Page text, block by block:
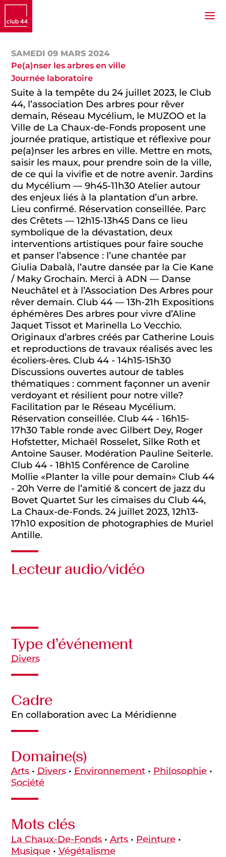
SAMEDI 09 MARS 2024
Pe(a)nser les arbres en ville
Journée laboratoire
Suite à la tempête du 24 juillet 2023, le Club
44, l’association Des arbres pour rêver
demain, Réseau Mycélium, le MUZOO et la
Ville de La Chaux-de-Fonds proposent une
journée pratique, artistique et réflexive pour
pe(a)nser les arbres en ville. Mettre en mots,
saisir les maux, pour prendre soin de la ville,
de ce qui la vivifie et de notre avenir. Jardins
du Mycélium — 9h45-11h30 Atelier autour
des enjeux liés à la plantation d’un arbre.
Lieu confirmé. Réservation conseillée. Parc
des Crêtets — 12h15-13h45 Dans ce lieu
symbolique de la dévastation, deux
interventions artistiques pour faire souche
et panser l’absence : l’une chantée par
Giulia Dabalà, l’autre dansée par la Cie Kane
/ Maky Grochain. Merci à ADN — Danse
Neuchâtel et à l’Association Des Arbres pour
rêver demain. Club 44 — 13h-21h Expositions
éphémères Des arbres pour vivre d’Aline
Jaquet Tissot et Marinella Lo Vecchio.
Originaux d’arbres créés par Catherine Louis
et reproductions de travaux réalisés avec les
écoliers-ères. Club 44 - 14h15-15h30
Discussions ouvertes autour de tables
thématiques : comment façonner un avenir
verdoyant et résilient pour notre ville?
Facilitation par le Réseau Mycélium.
Réservation conseillée. Club 44 - 16h15-
17h30 Table ronde avec Gilbert Dey, Roger
Hofstetter, Michaël Rosselet, Silke Roth et
Antoine Sauser. Modération Pauline Seiterle.
Club 44 - 18h15 Conférence de Caroline
Mollie «Planter la ville pour demain» Club 44
- 20h Verre de l’amitié & concert de jazz du
Bovet Quartet Sur les cimaises du Club 44,
La Chaux-de-Fonds. 24 juillet 2023, 12h13-
17h10 exposition de photographies de Muriel
Antille.
Lecteur audio/vidéo
Type d’événement
Divers
Cadre
En collaboration avec La Méridienne
Domaine(s)
Arts • Divers • Environnement • Philosophie •
Société
Mots clés
La Chaux-De-Fonds •Arts • Peinture •
Musique •Végétalisme